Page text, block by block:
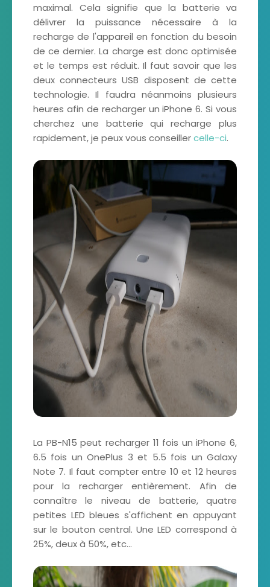
maximal. Cela signifie que la batterie va
délivrer la puissance nécessaire à la
recharge de l'appareil en fonction du besoin
de ce dernier. La charge est donc optimisée
et le temps est réduit. Il faut savoir que les
deux connecteurs USB disposent de cette
technologie. Il faudra néanmoins plusieurs
heures afin de recharger un iPhone 6. Si vous
cherchez une batterie qui recharge plus
rapidement, je peux vous conseillercelle-ci.
La PB-N15 peut recharger 11 fois un iPhone 6,
6.5 fois un OnePlus 3 et 5.5 fois un Galaxy
Note 7. Il faut compter entre 10 et 12 heures
pour la recharger entièrement. Afin de
connaître le niveau de batterie, quatre
petites LED bleues s'affichent en appuyant
sur le bouton central. Une LED correspond à
25%, deux à 50%, etc...